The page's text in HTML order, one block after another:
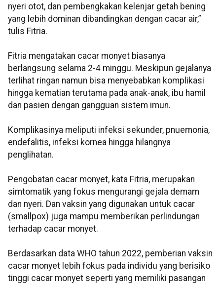
nyeri otot, dan pembengkakan kelenjar getah bening
yang lebih dominan dibandingkan dengan cacar air,”
tulis Fitria.​​​​​​​
Fitria mengatakan cacar monyet biasanya
berlangsung selama 2-4 minggu. Meskipun gejalanya
terlihat ringan namun bisa menyebabkan komplikasi
hingga kematian terutama pada anak-anak, ibu hamil
dan pasien dengan gangguan sistem imun.
Komplikasinya meliputi infeksi sekunder, pnuemonia,
endefalitis, infeksi kornea hingga hilangnya
penglihatan.
Pengobatan cacar monyet, kata Fitria, merupakan
simtomatik yang fokus mengurangi gejala demam
dan nyeri. Dan vaksin yang digunakan untuk cacar
(smallpox) juga mampu memberikan perlindungan
terhadap cacar monyet.
Berdasarkan data WHO tahun 2022, pemberian vaksin
cacar monyet lebih fokus pada individu yang berisiko
tinggi cacar monyet seperti yang memiliki pasangan